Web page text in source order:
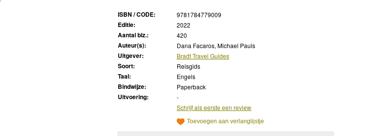
ISBN / CODE: 9781784779009
Editie: 2022
Aantal blz.: 420
Auteur(s): Dana Facaros, Michael Pauls
Uitgever: Bradt Travel Guides
Soort: Reisgids
Taal: Engels
Bindwijze: Paperback
Uitvoering:
-
Schrijf als eerste een review
Toevoegen aan verlanglijstje